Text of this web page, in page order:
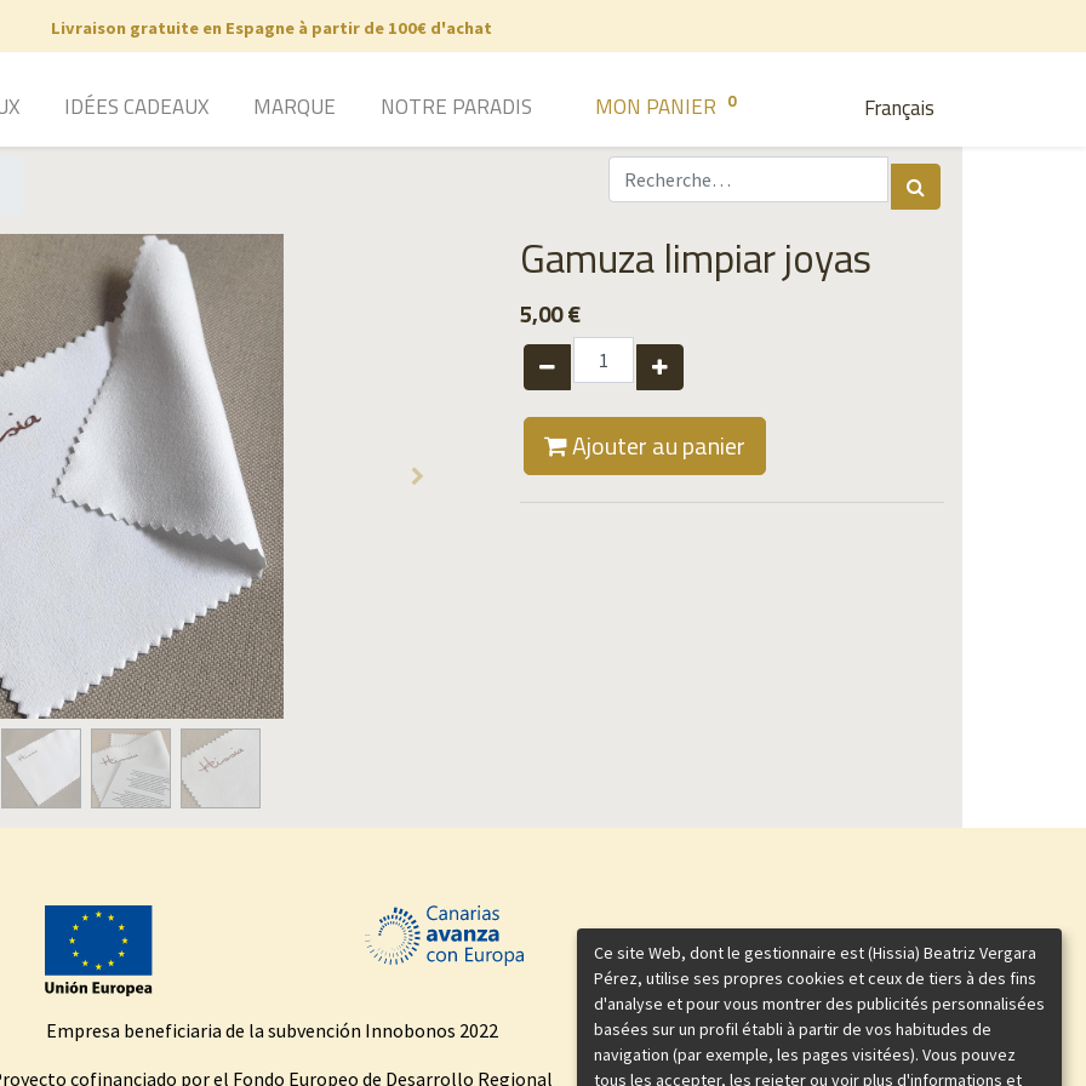
Livraison gratuite en Espagne à partir de 100€ d'achat
Français
IDÉES CADEAUX MARQUE NOTRE PARADIS MON PANIER 0
Gamuza limpiar joyas
5,00€
Ajouter au panier
Empresa beneficiaria de la subvención Innobonos 2022
cofinanciado por el Fondo Europeo de Desarrollo Regional
Ce site Web, dont le gestionnaire est (Hissia) Beatriz Vergara
Pérez, utilise ses propres cookies et ceux de tiers à des fins
d'analyse et pour vous montrer des publicités personnalisées
basées sur un profil établi à partir de vos habitudes de
navigation (par exemple, les pages visitées). Vous pouvez
tous les accepter, les rejeter ou voir plus d'informations et